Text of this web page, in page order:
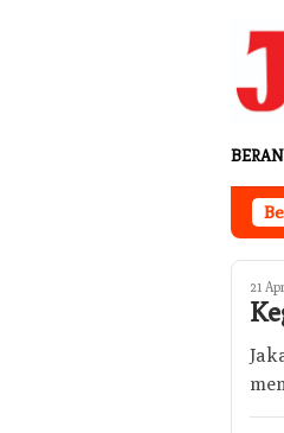
Ingin Cat Mobil
21